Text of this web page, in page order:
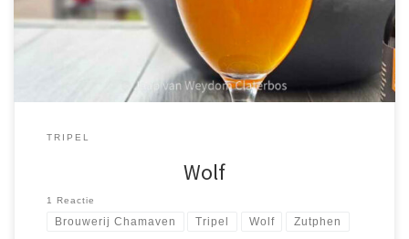
om […]
TRIPEL
Wolf
1 Reactie
Brouwerij Chamaven Tripel Wolf Zutphen